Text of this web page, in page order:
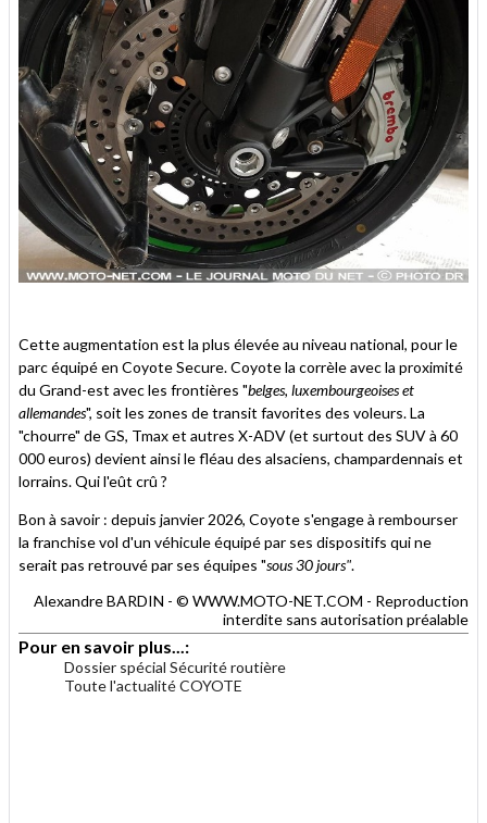
Cette augmentation est la plus élevée au niveau national, pour le
parc équipé en Coyote Secure. Coyote la corrèle avec la proximité
du Grand-est avec les frontières "belges, luxembourgeoises et
allemandes", soit les zones de transit favorites des voleurs. La
"chourre" de GS, Tmax et autres X-ADV (et surtout des SUV à 60
000 euros) devient ainsi le fléau des alsaciens, champardennais et
lorrains. Qui l'eût crû ?
Bon à savoir : depuis janvier 2026, Coyote s'engage à rembourser
la franchise vol d'un véhicule équipé par ses dispositifs qui ne
serait pas retrouvé par ses équipes "sous 30 jours".
Alexandre BARDIN - © WWW.MOTO-NET.COM - Reproduction
interdite sans autorisation préalable
Pour en savoir plus...:
Dossier spécial Sécurité routière
Toute l'actualité COYOTE